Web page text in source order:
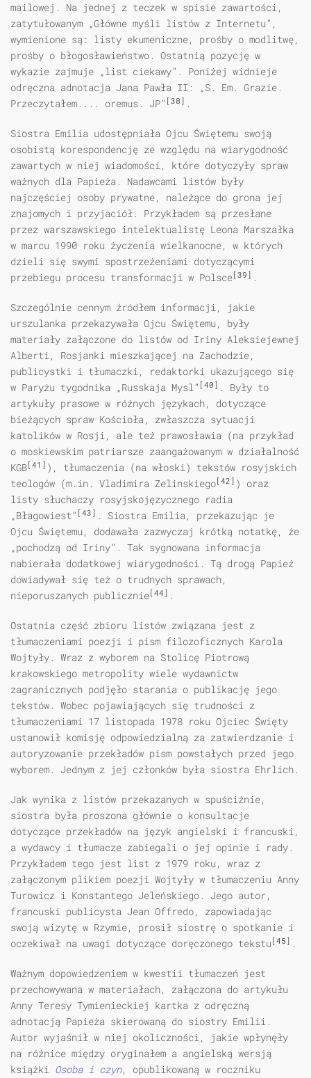
mailowej. Na jednej z teczek w spisie zawartości,
zatytułowanym „Główne myśli listów z Internetu”,
wymienione są: listy ekumeniczne, prośby o modlitwę,
prośby o błogosławieństwo. Ostatnią pozycję w
wykazie zajmuje „list ciekawy”. Poniżej widnieje
odręczna adnotacja Jana Pawła II: „S. Em. Grazie.
Przeczytałem.... oremus. JP” [38] .
Siostra Emilia udostępniała Ojcu Świętemu swoją
osobistą korespondencję ze względu na wiarygodność
zawartych w niej wiadomości, które dotyczyły spraw
ważnych dla Papieża. Nadawcami listów były
najczęściej osoby prywatne, należące do grona jej
znajomych i przyjaciół. Przykładem są przesłane
przez warszawskiego intelektualistę Leona Marszałka
w marcu 1990 roku życzenia wielkanocne, w których
dzieli się swymi spostrzeżeniami dotyczącymi
przebiegu procesu transformacji w Polsce [39] .
Szczególnie cennym źródłem informacji, jakie
urszulanka przekazywała Ojcu Świętemu, były
materiały załączone do listów od Iriny Aleksiejewnej
Alberti, Rosjanki mieszkającej na Zachodzie,
publicystki i tłumaczki, redaktorki ukazującego się
w Paryżu tygodnika „Russkaja Mysl” [40] . Były to
artykuły prasowe w różnych językach, dotyczące
bieżących spraw Kościoła, zwłaszcza sytuacji
katolików w Rosji, ale też prawosławia (na przykład
o moskiewskim patriarsze zaangażowanym w działalność
KGB [41] ), tłumaczenia (na włoski) tekstów rosyjskich
teologów (m.in. Vladimira Zelinskiego [42] ) oraz
listy słuchaczy rosyjskojęzycznego radia
„Błagowiest” [43] . Siostra Emilia, przekazując je
Ojcu Świętemu, dodawała zazwyczaj krótką notatkę, że
„pochodzą od Iriny”. Tak sygnowana informacja
nabierała dodatkowej wiarygodności. Tą drogą Papież
dowiadywał się też o trudnych sprawach,
nieporuszanych publicznie [44] .
Ostatnia część zbioru listów związana jest z
tłumaczeniami poezji i pism filozoficznych Karola
Wojtyły. Wraz z wyborem na Stolicę Piotrową
krakowskiego metropolity wiele wydawnictw
zagranicznych podjęło starania o publikację jego
tekstów. Wobec pojawiających się trudności z
tłumaczeniami 17 listopada 1978 roku Ojciec Święty
ustanowił komisję odpowiedzialną za zatwierdzanie i
autoryzowanie przekładów pism powstałych przed jego
wyborem. Jednym z jej członków była siostra Ehrlich.
Jak wynika z listów przekazanych w spuściźnie,
siostra była proszona głównie o konsultacje
dotyczące przekładów na język angielski i francuski,
a wydawcy i tłumacze zabiegali o jej opinie i rady.
Przykładem tego jest list z 1979 roku, wraz z
załączonym plikiem poezji Wojtyły w tłumaczeniu Anny
Turowicz i Konstantego Jeleńskiego. Jego autor,
francuski publicysta Jean Offredo, zapowiadając
swoją wizytę w Rzymie, prosił siostrę o spotkanie i
oczekiwał na uwagi dotyczące doręczonego tekstu [45] .
Ważnym dopowiedzeniem w kwestii tłumaczeń jest
przechowywana w materiałach, załączona do artykułu
Anny Teresy Tymienieckiej kartka z odręczną
adnotacją Papieża skierowaną do siostry Emilii.
Autor wyjaśnił w niej okoliczności, jakie wpłynęły
na różnice między oryginałem a angielską wersją
książki Osoba i czyn, opublikowaną w roczniku